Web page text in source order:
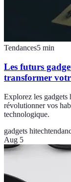
Tendances5 min
Les futurs
transformer
Explorez les gadgets
révolutionner vos
technologique.
gadgets hitech
Aug 5